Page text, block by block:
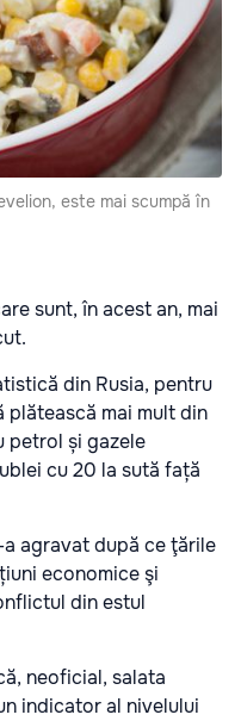
este mai scumpă în
sunt, în acest an, mai
din Rusia, pentru
plătească mai mult din
petrol și gazele
cu 20 la sută față
agravat după ce ţările
economice şi
din estul
neoficial, salata
indicator al nivelului